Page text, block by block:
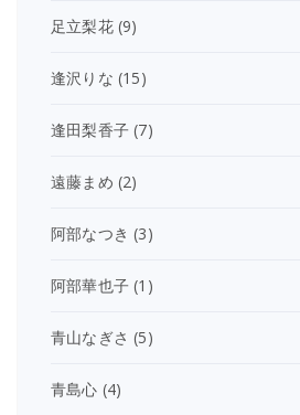
足立梨花(9)
逢沢りな (15)
逢田梨香子 (7)
遠藤まめ (2)
阿部なつき (3)
阿部華也子 (1)
青山なぎさ (5)
青島心 (4)